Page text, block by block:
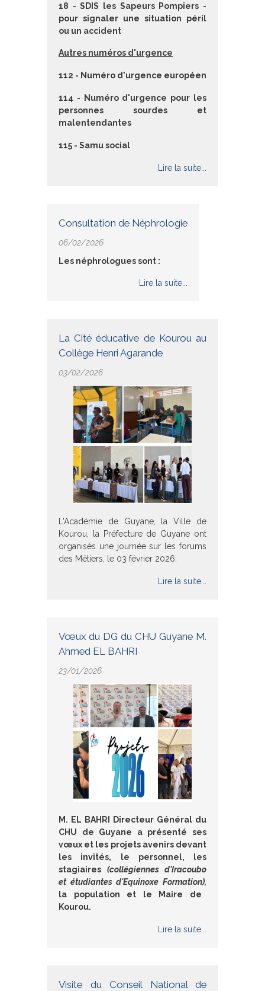
18 - SDIS les Sapeurs Pompiers -
pour signaler une situation péril
ou un accident
Autres numéros d'urgence
112 - Numéro d'urgence européen
114 - Numéro d'urgence pour les
personnes sourdes et
malentendantes
115 - Samu social
Lire la suite...
Consultation de Néphrologie
06/02/2026
Les néphrologues sont :
Lire la suite...
La Cité éducative de Kourou au
Collège Henri Agarande
03/02/2026
L'Académie de Guyane, la Ville de
Kourou, la Préfecture de Guyane ont
organisés une journée sur les forums
des Métiers, le 03 février 2026.
Lire la suite...
Vœux du DG du CHU Guyane M.
Ahmed EL BAHRI
23/01/2026
M. EL BAHRI Directeur Général du
CHU de Guyane a présenté ses
vœux et les projets avenirs devant
les invités, le personnel, les
stagiaires (collégiennes d'Iracoubo
et étudiantes d'Equinoxe Formation),
la population et le Maire de
Kourou.
Lire la suite...
Visite du Conseil National de